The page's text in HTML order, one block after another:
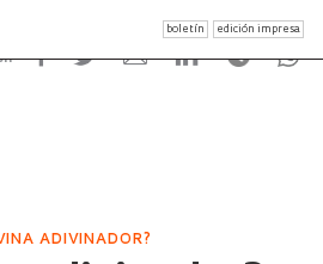
boletín edición impresa
ADIVINADOR?